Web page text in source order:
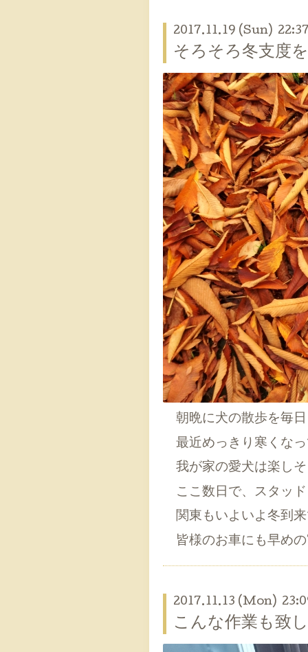
2017.11.19 (Sun)
そろそろ冬支度
朝晩に犬の散歩を毎日
最近めっきり寒くな
我が家の愛犬は楽しそ
ここ数日で、スタッド
関東もいよいよ冬到
皆様のお車にも早め
2017.11.13 (Mon)
こんな作業も致